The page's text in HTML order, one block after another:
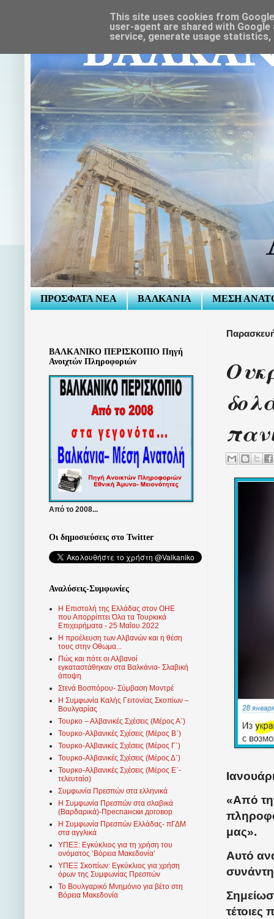
ΠΡΟΣΦΑΤΑ ΝΕΑ ΒΑΛΚΑΝΙΑ ΜΕΣΗ
«Από
μας».
Αυτό
τέτοιες
ΒΑΛΚΑΝΙΚΟ ΠΕΡΙΣΚΟΠΙΟ Πηγή
Ανοιχτών Πληροφοριών
Από το 2008...
Οι δημοσιεύσεις στο Twitter
Αναλύσεις-Συμφωνίες
Η Επιστολή της Ελλάδας στον ΟΗΕ
που Απορρίπτει Όλα τα Τουρκικά
Επιχειρήματα - 25 Μαΐου 2022
Η προέλευση των Αλβανών και η θέση
τους στην Οθωμα...
Πώς και πότε οι Αλβανοί
εγκαταστάθηκαν στα Βαλκάνια- Σλαβική
άποψη
Στενά Βοσπόρου- Σύμβαση Μοντρέ
Η Συμφωνία Καλής Γειτονίας Σκοπίων –
Βουλγαρίας
Τουρκο – Αλβανικές Σχέσεις (Mέρος Α΄)
Τουρκο-Αλβανικές Σχέσεις (Μέρος Β΄)
Τουρκο-Αλβανικές Σχέσεις (Μέρος Γ΄)
Τουρκο-Αλβανικές Σχέσεις (Μέρος Δ΄)
Τουρκο-Αλβανικές Σχέσεις (Μέρος Ε΄-
τελευταίο)
Συμφωνία Πρεσπών στα ελληνικά
Η Συμφωνία Πρεσπών στα σλαβικά
(Βαρδαρικά)-Преспански договор
Η Συμφωνία Πρεσπών Ελλάδας- πΓΔΜ
στα αγγλικά
ΥΠΕΞ: Εγκύκλιος για τη χρήση του
ονόματος ‘Βόρεια Μακεδονία’
ΥΠΕΞ Σκοπίων: Εγκύκλιος για χρήση
όρων της Συμφωνίας Πρεσπών
Το Βουλγαρικό Μνημόνιο για βέτο στη
Βόρεια Μακεδονία
This site uses cookies from
user-agent are shared with
service, generate usage statistics,